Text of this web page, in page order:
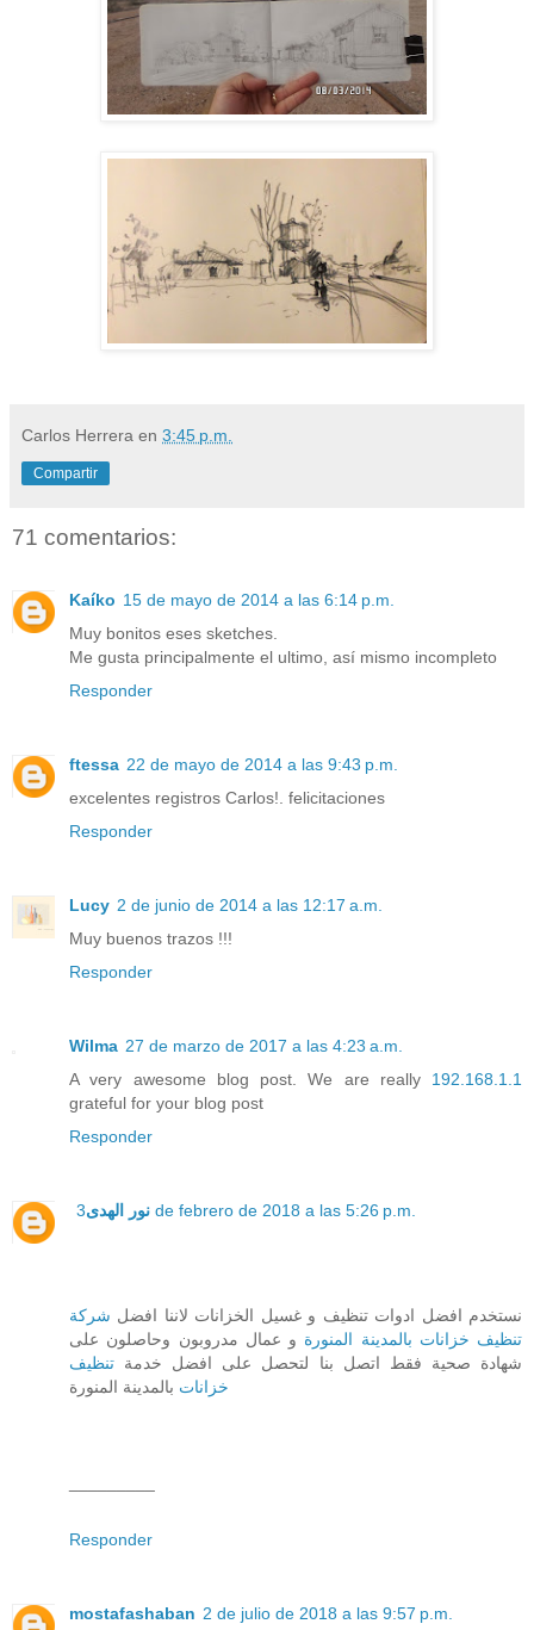
Carlos Herrera en 3:45 p.m.
Compartir
71 comentarios:
Kaíko 15 de mayo de 2014 a las 6:14 p.m.
Muy bonitos eses sketches.
Me gusta principalmente el ultimo, así mismo incompleto
Responder
ftessa 22 de mayo de 2014 a las 9:43 p.m.
excelentes registros Carlos!. felicitaciones
Responder
Lucy 2 de junio de 2014 a las 12:17 a.m.
Muy buenos trazos !!!
Responder
Wilma 27 de marzo de 2017 a las 4:23 a.m.
A very awesome blog post. We are really 192.168.1.1
grateful for your blog post
Responder
نور الهدى 3 de febrero de 2018 a las 5:26 p.m.
نستخدم افضل ادوات تنظيف و غسيل الخزانات لاننا افضل شركة
تنظيف خزانات بالمدينة المنورة و عمال مدروبون وحاصلون على
شهادة صحية فقط اتصل بنا لتحصل على افضل خدمة تنظيف
خزانات بالمدينة المنورة
Responder
mostafashaban 2 de julio de 2018 a las 9:57 p.m.